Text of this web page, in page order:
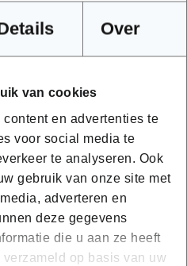
Over
van cookies
en advertenties te
voor social media te
te analyseren. Ook
gebruik van onze site met
adverteren en
deze gegevens
die u aan ze heeft
op basis van uw
aan de slag te gaan. Dit
meer doen door je zelf
aan te wenden als
professionele
zoveel mogelijk de taal
in hun job en
taal zonder dat ze
En in dat geval
ware op als een